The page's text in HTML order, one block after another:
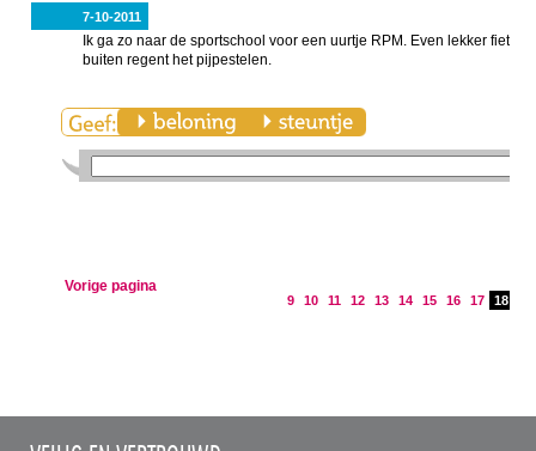
7-10-2011
Ik ga zo naar de sportschool voor een uurtje RPM. Even lekker
buiten regent het pijpestelen.
Vorige pagina
9 10 11 12 13 14 15 16 17 18